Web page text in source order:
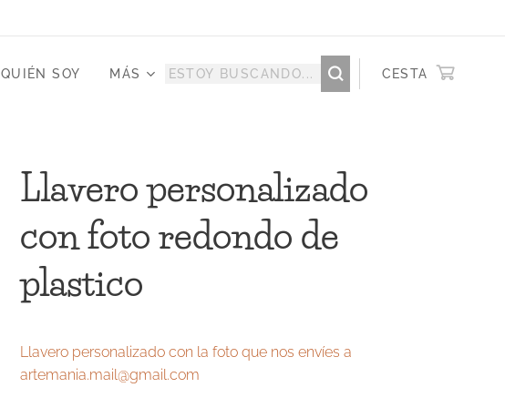
QUIÉN SOY MÁS CESTA
Llavero personalizado
con foto redondo de
plastico
Llavero personalizado con la foto que nos envíes a
artemania.mail@gmail.com